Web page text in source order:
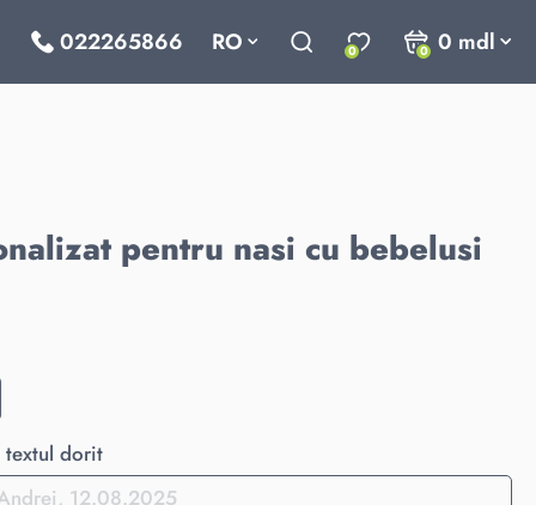
022265866 RO 0 0 0 mdl
pentru nasi cu bebelusi
textul dorit